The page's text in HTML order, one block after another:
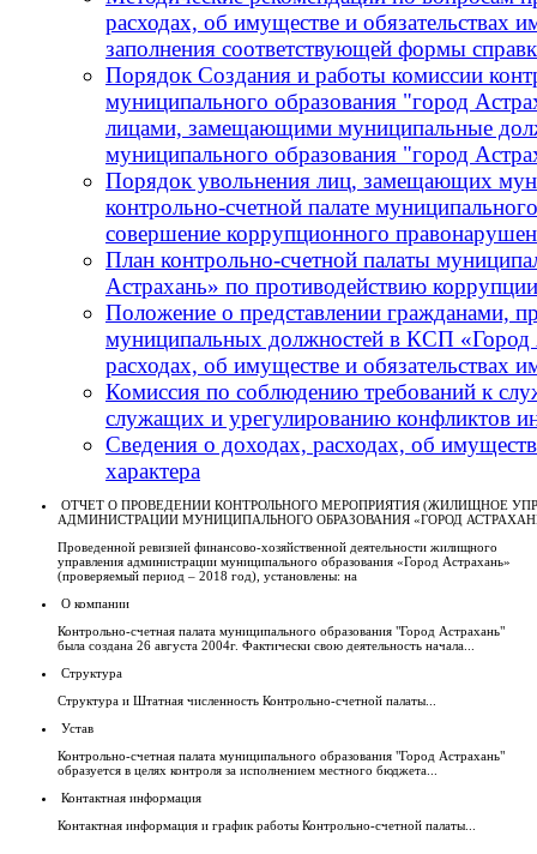
расходах, об имуществе и обязательствах
заполнения соответствующей формы
Порядок Создания и работы комиссии
муниципального образования "город
лицами, замещающими муниципальные
муниципального образования "город
Порядок увольнения лиц, замещающих
контрольно-счетной палате
совершение коррупционного
План контрольно-счетной палаты
Астрахань» по противодействию
Положение о представлении гражданами,
муниципальных должностей в КСП «Город
расходах, об имуществе и обязательствах
Комиссия по соблюдению требований к
служащих и урегулированию конфликтов
Сведения о доходах, расходах, об
характера
ОТЧЕТ О ПРОВЕДЕНИИ КОНТРОЛЬНОГО МЕРОПРИЯТИЯ (ЖИЛИЩНОЕ
АДМИНИСТРАЦИИ МУНИЦИПАЛЬНОГО ОБРАЗОВАНИЯ «ГОРОД
Проведенной ревизией финансово-хозяйственной деятельности жилищного
управления администрации муниципального образования «Город Астрахань»
(проверяемый период – 2018 год), установлены: на
О компании
Контрольно-счетная палата муниципального образования "Город Астрахань"
была создана 26 августа 2004г. Фактически свою деятельность начала...
Структура
Структура и Штатная численность Контрольно-счетной палаты...
Устав
Контрольно-счетная палата муниципального образования "Город Астрахань"
образуется в целях контроля за исполнением местного бюджета...
Контактная информация
Контактная информация и график работы Контрольно-счетной палаты...